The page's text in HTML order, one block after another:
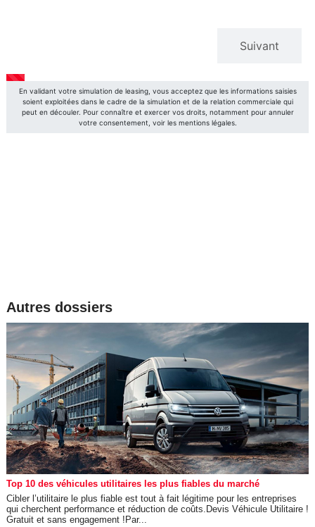
Autres dossiers
Top 10 des véhicules utilitaires les plus fiables du marché
Cibler l’utilitaire le plus fiable est tout à fait légitime pour les entreprises
qui cherchent performance et réduction de coûts.Devis Véhicule Utilitaire !
Gratuit et sans engagement !Par...